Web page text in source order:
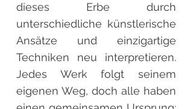
dieses Erbe durch
unterschiedliche künstlerische
Ansätze und einzigartige
Techniken neu interpretieren.
Jedes Werk folgt seinem
eigenen Weg, doch alle haben